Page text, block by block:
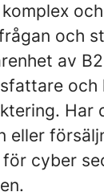
och
av
och
Har
eller
cyber